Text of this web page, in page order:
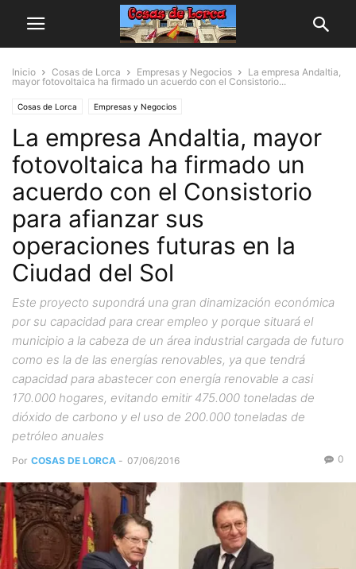
Inicio Cosas de Lorca Empresas y Negocios
La empresa Andaltia,
mayor fotovoltaica ha firmado un acuerdo con el Consistorio...
Cosas de Lorca Empresas y Negocios
La empresa Andaltia, mayor
fotovoltaica ha firmado un
acuerdo con el Consistorio
para afianzar sus
operaciones futuras en la
Ciudad del Sol
Este proyecto supondrá una gran dinamización económica
por su capacidad para crear empleo y porque situará el
municipio a la cabeza de un área industrial cargada de futuro
como es la de las energías renovables, ya que tendrá
capacidad para abastecer con energía renovable a casi
170.000 hogares, evitando emitir 475.000 toneladas de
dióxido de carbono y el uso de 200.000 toneladas de
petróleo anuales
Por COSAS DE LORCA - 07/06/2016 0